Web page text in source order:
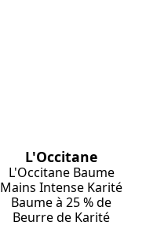
L'Occitane
L'Occitane Baume
Mains Intense Karité
Baume à 25 % de
Beurre de Karité